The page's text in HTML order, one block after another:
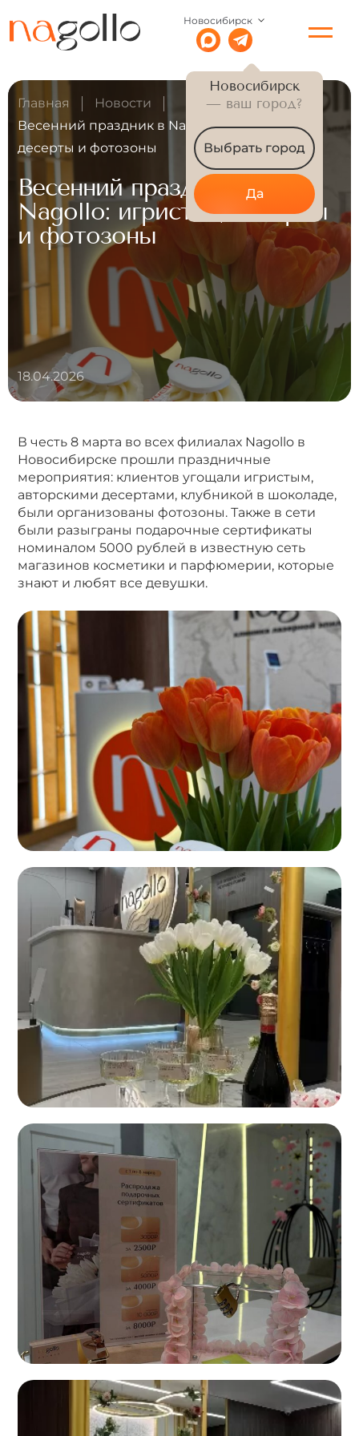
Новосибирск
Новосибирск
— ваш город?
Выбрать город
Да
Главная
Новости
Весенний праздник в Nagollo: игристое,
десерты и фотозоны
Весенний праздник в
Nagollo: игристое, десерты
и фотозоны
18.04.2026
В честь 8 марта во всех филиалах Nagollo в
Новосибирске прошли праздничные
мероприятия: клиентов угощали игристым,
авторскими десертами, клубникой в шоколаде,
были организованы фотозоны. Также в сети
были разыграны подарочные сертификаты
номиналом 5000 рублей в известную сеть
магазинов косметики и парфюмерии, которые
знают и любят все девушки.